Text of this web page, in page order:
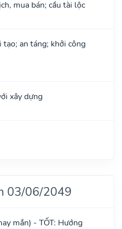
mua bán; cầu tài lộc
an táng; khởi công
xây dựng
03/06/2049
mắn) - TỐT: Hướng